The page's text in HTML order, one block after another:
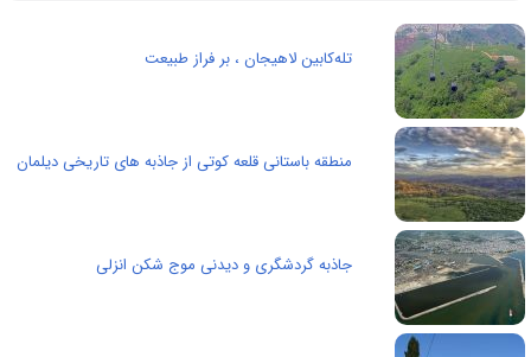
تله‌کابین لاهیجان ، بر فراز طبیعت
منطقه باستانی قلعه کوتی از جاذبه های تاریخی دیلمان
جاذبه گردشگری و دیدنی موج شکن انزلی